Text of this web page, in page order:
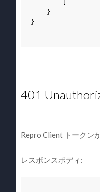
}
}
401
Repro Client トークン
レスポンスボディ: